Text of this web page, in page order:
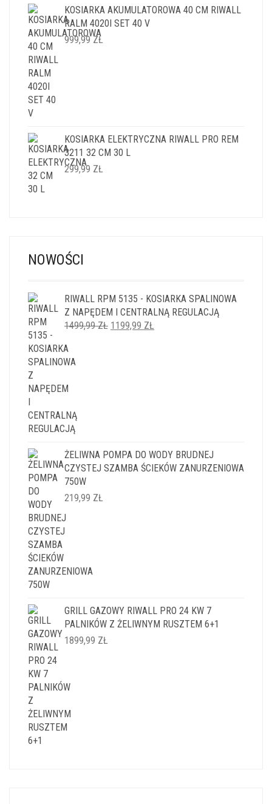
KOSIARKA AKUMULATOROWA 40 CM RIWALL
RALM 4020I SET 40 V
999,99ZŁ
KOSIARKA ELEKTRYCZNA RIWALL PRO REM
3211 32 CM 30 L
299,99 ZŁ
NOWOŚCI
RIWALL RPM 5135 - KOSIARKA SPALINOWA
Z NAPĘDEM I CENTRALNĄ REGULACJĄ
1499,99ZŁ PIERWOTNA
1199,99 ZŁ
ŻELIWNA POMPA DO WODY BRUDNEJ
CZYSTEJ SZAMBA ŚCIEKÓW ZANURZENIOWA
750W
219,99 ZŁ
GRILL GAZOWY RIWALL PRO 24 KW 7
PALNIKÓW Z ŻELIWNYM RUSZTEM 6+1
1899,99 ZŁ